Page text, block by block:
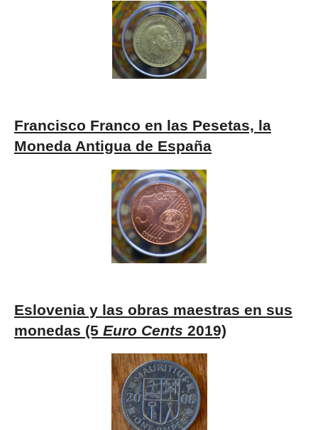
Francisco Franco en las Pesetas, la
Moneda Antigua de España
Eslovenia y las obras maestras en sus
monedas (5 Euro Cents 2019)